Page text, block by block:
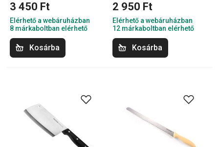
3 450 Ft
Elérhető a webáruházban
8 márkaboltban elérhető
Kosárba
2 950 Ft
Elérhető a webáruházban
12 márkaboltban elérhető
Kosárba